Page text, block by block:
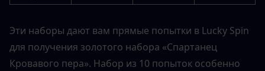
Эти наборы дают вам прямые попытки в Lucky Spin
для получения золотого набора «Спартанец
Кровавого пера». Набор из 10 попыток особенно